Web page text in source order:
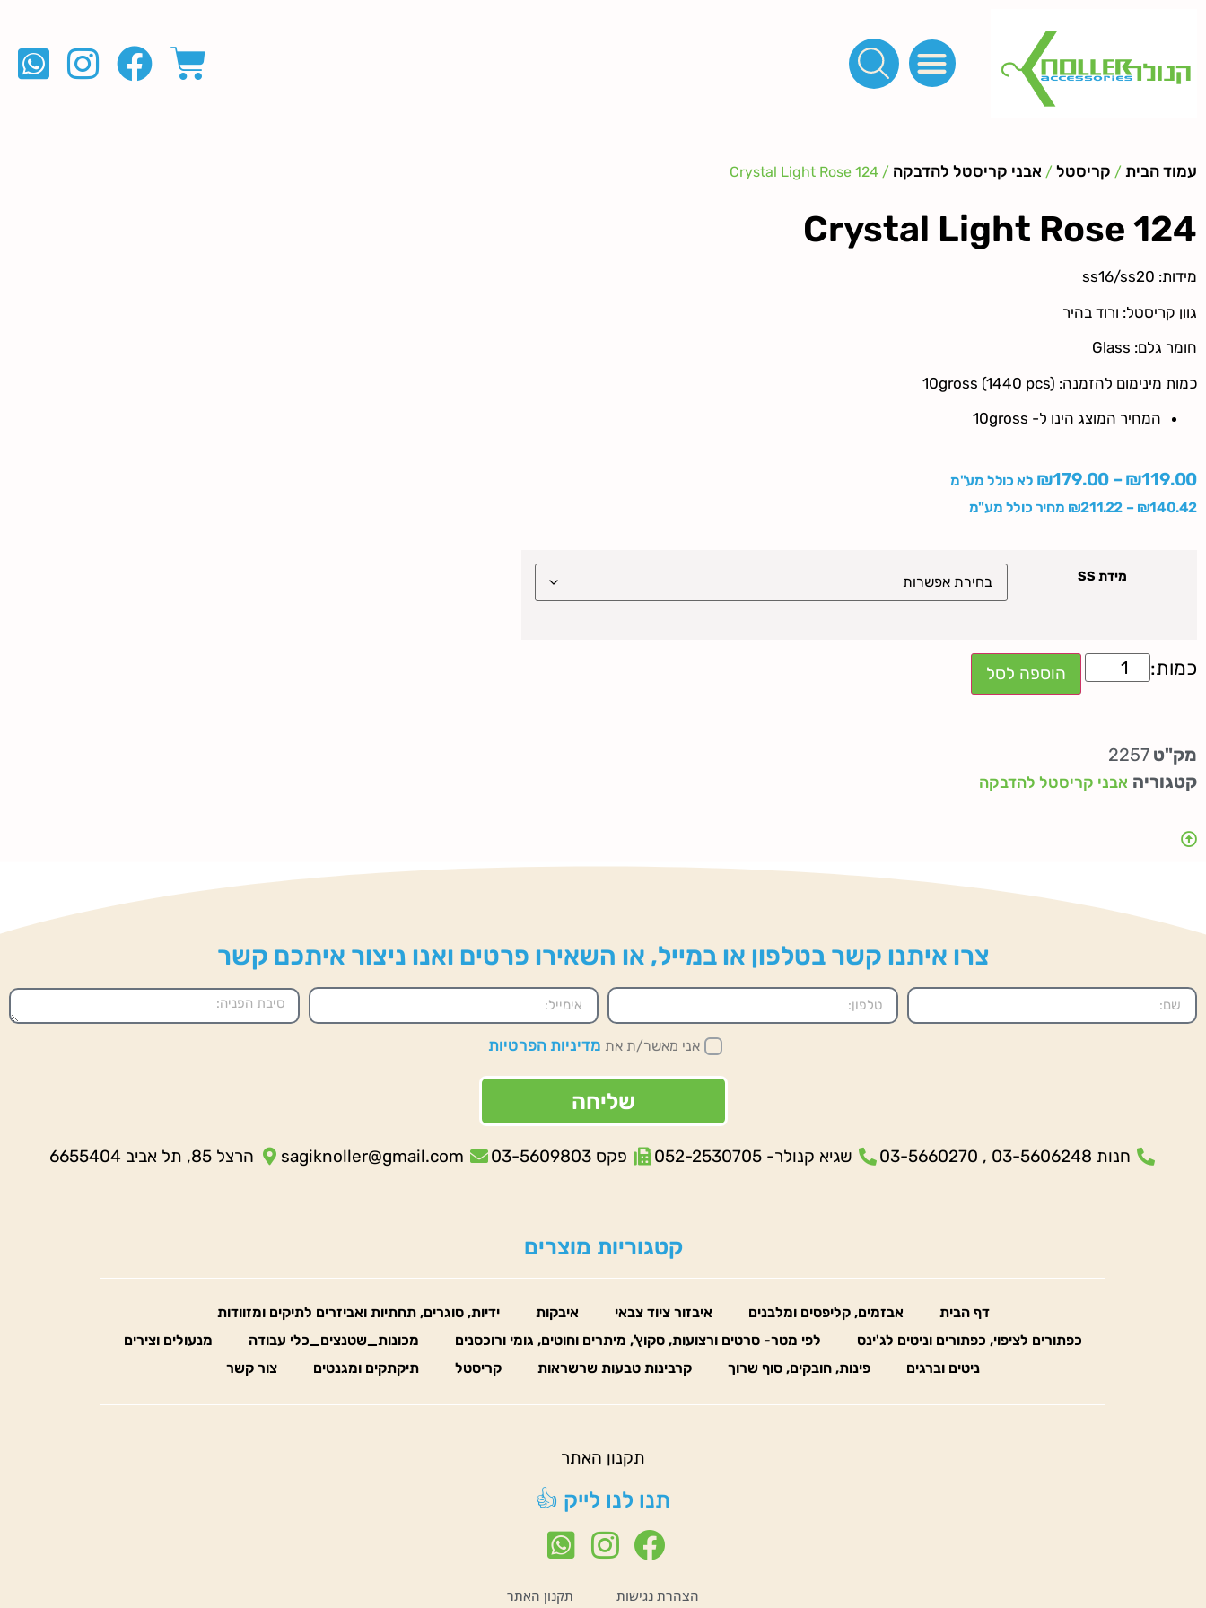
עמוד הבית / קריסטל / אבני קריסטל להדבקה / Crystal Light Rose 124
Crystal Light Rose 124
מידות: ss16/ss20
גוון קריסטל: ורוד בהיר
חומר גלם: Glass
כמות מינימום להזמנה: 10gross (1440 pcs)
המחיר המוצג הינו ל- 10gross
₪119.00
–
₪179.00
לא כולל מע"מ
₪140.42
–
₪211.22 מחיר כולל מע"מ
מידת SS
הוספה לסל
מק"ט 2257
קטגוריה אבני קריסטל להדבקה
צרו איתנו קשר בטלפון או במייל, או השאירו פרטים ואנו ניצור איתכם קשר
אני מאשר/ת את מדיניות הפרטיות
שליחה
חנות 03-5606248 , 03-5660270 שגיא קנולר- 052-2530705 פקס 03-5609803 sagiknoller@gmail.com הרצל 85, תל אביב 6655404
קטגוריות מוצרים
דף הבית אבזמים, קליפסים ומלבנים איבזור ציוד צבאי איבקות
ידיות, סוגרים, תחתיות ואביזרים לתיקים ומזוודות
כפתורים לציפוי, כפתורים וניטים לג'ינס
לפי מטר- סרטים ורצועות, סקוץ', מיתרים וחוטים, גומי ורוכסנים מכונות_שטנצים_כלי עבודה
מנעולים וצירים
ניטים וברגים
פינות, חובקים, סוף שרוך קרבינות טבעות שרשראות קריסטל תיקתקים ומגנטים צור קשר
תקנון האתר
תנו לנו לייק 👍
הצהרת נגישות תקנון האתר